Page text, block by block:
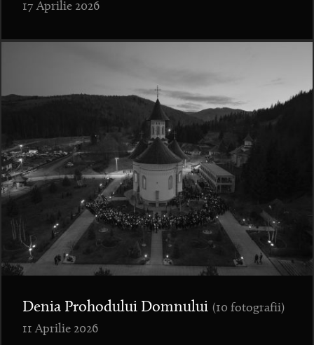
17 Aprilie 2026
Denia Prohodului Domnului (10 fotografii)
11 Aprilie 2026